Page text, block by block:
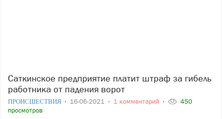
Саткинское предприятие платит штраф за гибель
работника от падения ворот
ПРОИСШЕСТВИЯ 16-06-2021 1 комментарий
450
просмотров